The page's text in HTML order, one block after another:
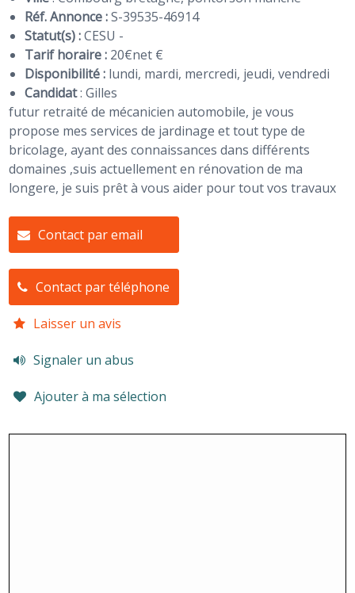
Réf. Annonce :S-39535-46914
Statut(s) :CESU -
Tarif horaire : 20€net €
Disponibilité : lundi, mardi, mercredi, jeudi, vendredi
Candidat:Gilles
futur retraité de mécanicien automobile, je vous
propose mes services de jardinage et tout type de
bricolage, ayant des connaissances dans différents
domaines ,suis actuellement en rénovation de ma
longere, je suis prêt à vous aider pour tout vos travaux
Contact par email
Contact par téléphone
Laisser un avis
Signaler un abus
Ajouter à ma sélection